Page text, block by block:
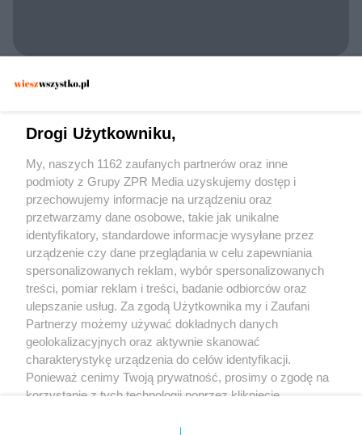
warunki stawia Ławrow?
Żaden utwór zamieszczony w serwisie nie może być powielany i
rozpowszechniany lub dalej rozpowszechniany w jakikolwiek sposób (w tym
także elektroniczny lub mechaniczny) na jakimkolwiek polu eksploatacji w
jakiejkolwiek formie, włącznie z umieszczaniem w Internecie bez pisemnej
zgody właściciela praw. Jakiekolwiek użycie lub wykorzystanie utworów w
całości lub w części z naruszeniem prawa, tzn. bez właściwej zgody, jest
zabronione pod groźbą kary i może być ścigane prawnie.
Drogi Użytkowniku,
My, naszych 1162 zaufanych partnerów oraz inne
podmioty z Grupy ZPR Media uzyskujemy dostęp i
przechowujemy informacje na urządzeniu oraz
przetwarzamy dane osobowe, takie jak unikalne
identyfikatory, standardowe informacje wysyłane przez
urządzenie czy dane przeglądania w celu zapewniania
spersonalizowanych reklam, wybór spersonalizowanych
treści, pomiar reklam i treści, badanie odbiorców oraz
ulepszanie usług. Za zgodą Użytkownika my i Zaufani
Partnerzy możemy używać dokładnych danych
geolokalizacyjnych oraz aktywnie skanować
charakterystykę urządzenia do celów identyfikacji.
Ponieważ cenimy Twoją prywatność, prosimy o zgodę na
korzystanie z tych technologii poprzez kliknięcie
zmienić/wycofać klikając przycisk ustawień prywatności